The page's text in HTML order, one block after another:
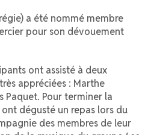
a été nommé membre
pour son dévouement
ont assisté à deux
appréciées : Marthe
Paquet. Pour terminer la
dégusté un repas lors du
des membres de leur